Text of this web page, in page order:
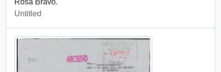
Rosa Bravo.
Untitled